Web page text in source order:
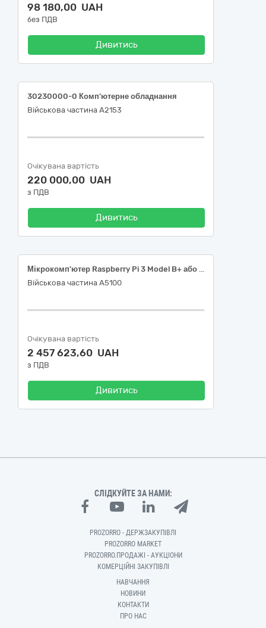
98 180,00 UAH
без ПДВ
Дивитись
30230000-0 Комп’ютерне обладнання
Військова частина А2153
Очікувана вартість
220 000,00 UAH
з ПДВ
Дивитись
Мікрокомп'ютер Raspberry Pi 3 Model B+ або еквівалент
Військова частина А5100
Очікувана вартість
2 457 623,60 UAH
з ПДВ
Дивитись
СЛІДКУЙТЕ ЗА НАМИ:
PROZORRO - ДЕРЖЗАКУПІВЛІ
PROZORRO MARKET
PROZORRO.ПРОДАЖІ - АУКЦІОНИ
КОМЕРЦІЙНІ ЗАКУПІВЛІ
НАВЧАННЯ
НОВИНИ
КОНТАКТИ
ПРО НАС